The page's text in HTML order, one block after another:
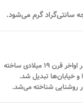
گرم می‌شود.
در اواخر قرن ۱۹ میلادی ساخته
خیابان‌ها تبدیل شد.
روشنایی شناخته می‌شد.